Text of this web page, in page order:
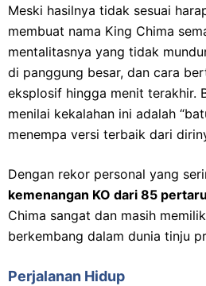
Meski hasilnya tidak sesuai
membuat nama King Chima
mentalitasnya yang tidak
di panggung besar, dan cara
eksplosif hingga menit terakhir.
menilai kekalahan ini adalah
menempa versi terbaik dari
Dengan rekor personal yang
kemenangan KO dari 85
Chima sangat dan masih
berkembang dalam dunia tinju
Perjalanan Hidup